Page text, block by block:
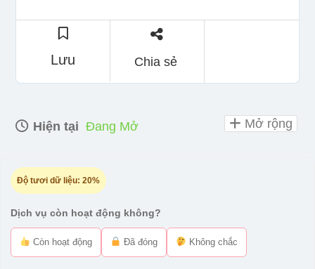
Lưu Chia sẻ
Hiện tại Đang Mở
Độ tươi dữ liệu: 20%
Dịch vụ còn hoạt động không?
Còn hoạt động Đã đóng Không chắc
Mở rộng